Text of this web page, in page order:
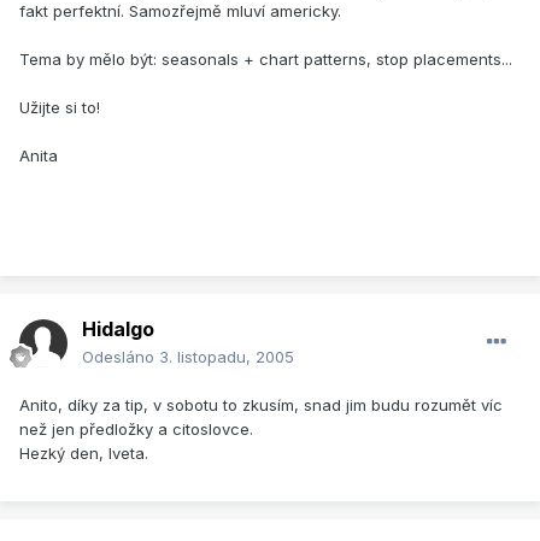
fakt perfektní. Samozřejmě mluví americky.
Tema by mělo být: seasonals + chart patterns, stop placements...
Užijte si to!
Anita
Hidalgo
Odesláno 3. listopadu, 2005
Anito, díky za tip, v sobotu to zkusím, snad jim budu rozumět víc
než jen předložky a citoslovce.
Hezký den, Iveta.